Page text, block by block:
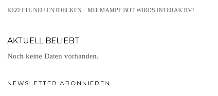
REZEPTE NEU ENTDECKEN – MIT MAMPF BOT WIRDS INTERAKTIV!
AKTUELL BELIEBT
Noch keine Daten vorhanden.
NEWSLETTER ABONNIEREN